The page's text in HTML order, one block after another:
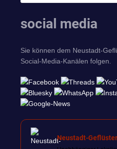
social media
Sie können dem Neustadt-
Social-Media-Kanälen folgen.
Neustadt-